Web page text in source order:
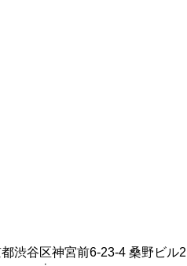
渋谷区神宮前6-23-4 桑野ビル2